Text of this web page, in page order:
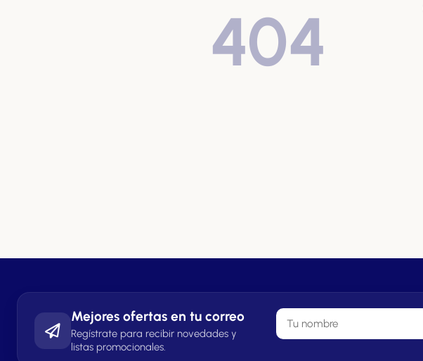
404
Mejores ofertas en tu correo
Regístrate para recibir novedades y
listas promocionales.